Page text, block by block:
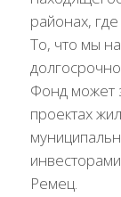
районах,
То, что мы
Фонд может
проектах
Ремец.